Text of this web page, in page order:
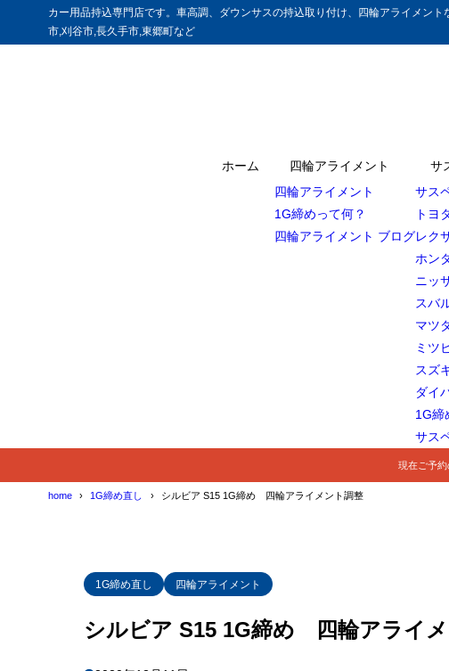
カー用品持込専門店です。車高調、ダウンサスの持込取り付け、四輪アライメン
市,刈谷市,長久手市,東郷町など
ホーム
四輪アライメント
四輪アライメント
1G締めって何？
四輪アライメント ブログ
サ
サス
トヨ
レク
ホン
ニッ
スバ
マツ
ミツ
スズ
ダイ
1G締
サス
現在ご予約
home 1G締め直し シルビア S15 1G締め 四輪アライメント調整
1G締め直し 四輪アライメント
シルビア S15 1G締め 四輪アライ